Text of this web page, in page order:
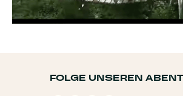
FOLGE UNSEREN